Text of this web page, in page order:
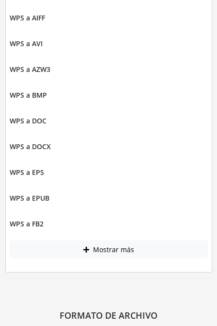
WPS a AIFF
WPS a AVI
WPS a AZW3
WPS a BMP
WPS a DOC
WPS a DOCX
WPS a EPS
WPS a EPUB
WPS a FB2
Mostrar más
FORMATO DE ARCHIVO